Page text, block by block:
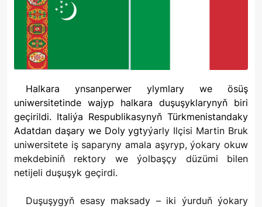
Halkara ynsanperwer ylymlary we ösüş
uniwersitetinde wajyp halkara duşuşyklarynyň biri
geçirildi. Italiýa Respublikasynyň Türkmenistandaky
Adatdan daşary we Doly ygtyýarly Ilçisi Martin Bruk
uniwersitete iş saparyny amala aşyryp, ýokary okuw
mekdebiniň rektory we ýolbaşçy düzümi bilen
netijeli duşuşyk geçirdi.
Duşuşygyň esasy maksady – iki ýurduň ýokary